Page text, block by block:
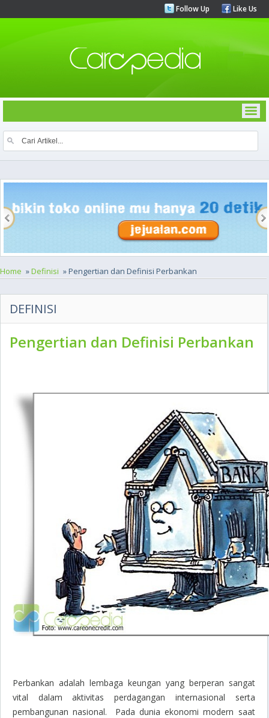
Follow Up Like Us
Home »Definisi » Pengertian dan Definisi Perbankan
DEFINISI
Pengertian dan Definisi Perbankan
Perbankan adalah lembaga keungan yang berperan sangat
vital dalam aktivitas perdagangan internasional serta
pembangunan nasional. Pada dunia ekonomi modern saat